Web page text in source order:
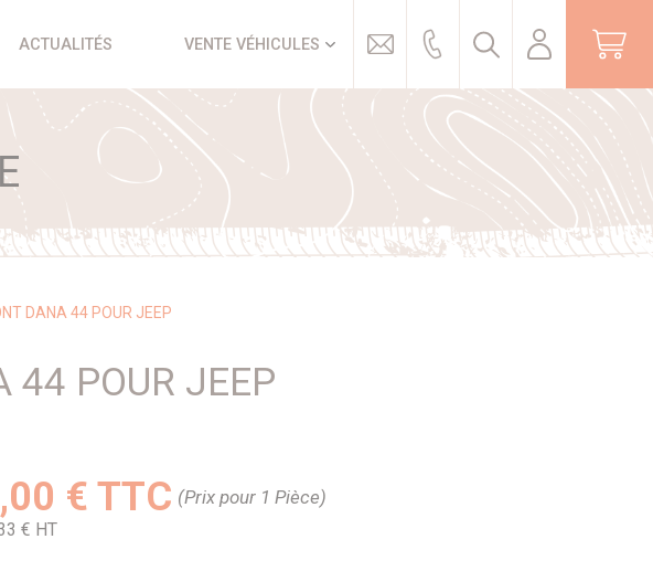
ACTUALITÉS VENTE VÉHICULES
DANA 44 POUR JEEP
44 POUR JEEP
€ TTC (Prix pour 1 Pièce)
€ HT